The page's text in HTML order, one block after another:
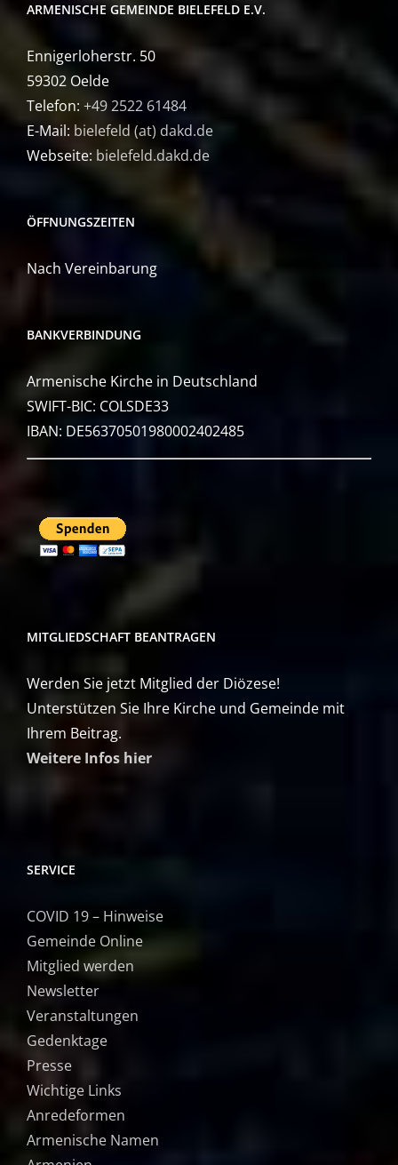
ARMENISCHE GEMEINDE BIELEFELD E.V.
Ennigerloherstr. 50
59302 Oelde
Telefon: +49 2522 61484
E-Mail: bielefeld (at) dakd.de
Webseite: bielefeld.dakd.de
ÖFFNUNGSZEITEN
Nach Vereinbarung
BANKVERBINDUNG
Armenische Kirche in Deutschland
SWIFT-BIC: COLSDE33
IBAN: DE56370501980002402485
MITGLIEDSCHAFT BEANTRAGEN
Werden Sie jetzt Mitglied der Diözese!
Unterstützen Sie Ihre Kirche und Gemeinde mit
Ihrem Beitrag.
Weitere Infos hier
SERVICE
COVID 19 – Hinweise
Gemeinde Online
Mitglied werden
Newsletter
Veranstaltungen
Gedenktage
Presse
Wichtige Links
Anredeformen
Armenische Namen